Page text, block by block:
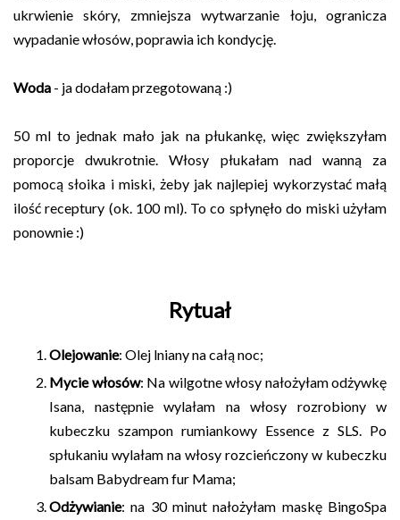
ukrwienie skóry, zmniejsza wytwarzanie łoju, ogranicza
wypadanie włosów, poprawia ich kondycję.
Woda - ja dodałam przegotowaną :)
50 ml to jednak mało jak na płukankę, więc zwiększyłam
proporcje dwukrotnie. Włosy płukałam nad wanną za
pomocą słoika i miski, żeby jak najlepiej wykorzystać małą
ilość receptury (ok. 100 ml). To co spłynęło do miski użyłam
ponownie :)
Rytuał
Olejowanie: Olej lniany na całą noc;
Mycie włosów: Na wilgotne włosy nałożyłam odżywkę
Isana, następnie wylałam na włosy rozrobiony w
kubeczku szampon rumiankowy Essence z SLS. Po
spłukaniu wylałam na włosy rozcieńczony w kubeczku
balsam Babydream fur Mama;
Odżywianie: na 30 minut nałożyłam maskę BingoSpa